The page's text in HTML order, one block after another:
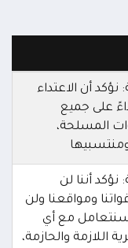
أن الاعتداء
على جميع
المسلحة،
أننا لن
ومواقعنا ولن
مع أي
اللازمة والحازمة،